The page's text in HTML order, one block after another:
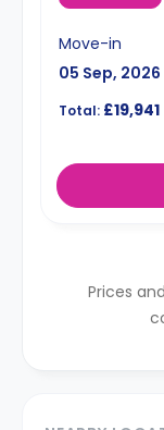
Move-in
05 Sep, 2026
Total: £19,941
Prices